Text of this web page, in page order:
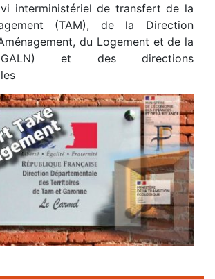
interministériel de transfert de la
(TAM), de la Direction
du Logement et de la
et des directions